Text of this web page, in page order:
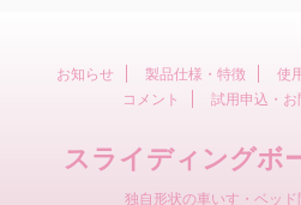
お知らせ 製品仕様・特徴 使
コメント
試用申込・お
スライディングボ
独自形状の車いす・ベッ